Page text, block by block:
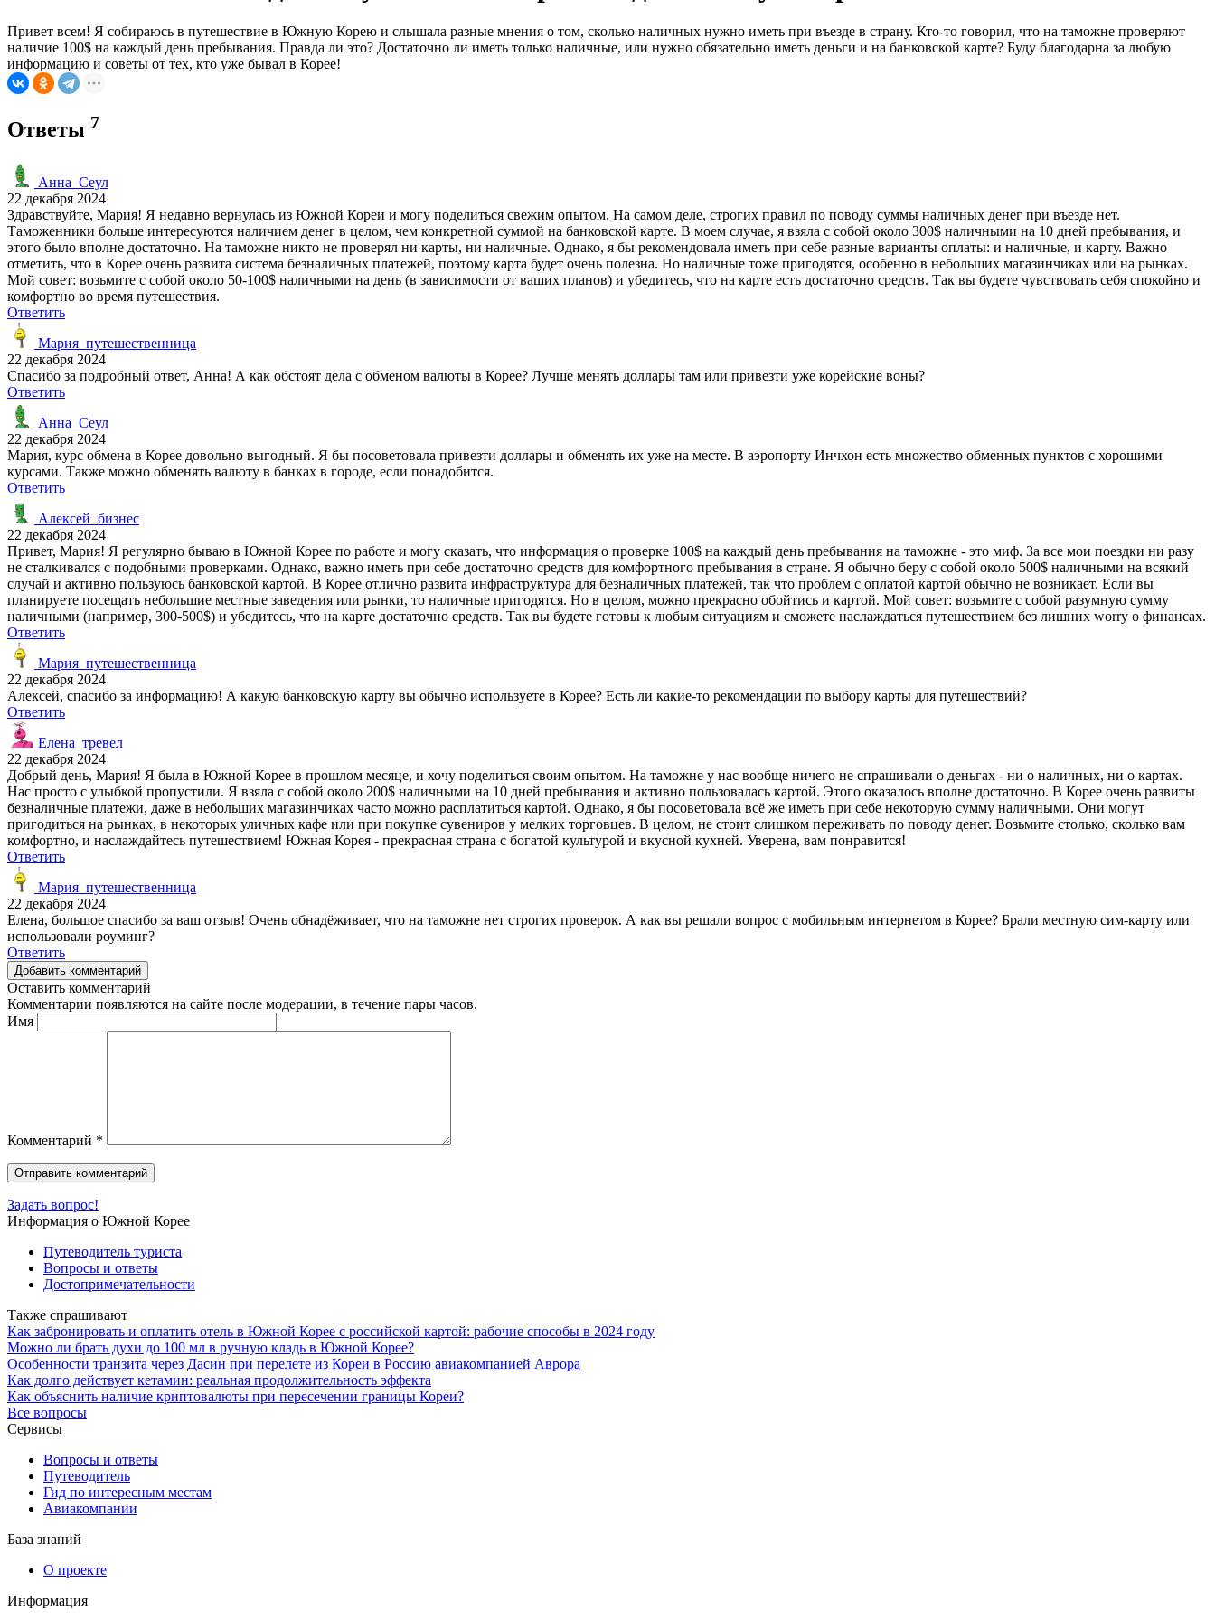
Привет всем! Я собираюсь в путешествие в Южную Корею и слышала разные мнения о том, сколько наличных нужно иметь при въезде в страну. Кто-то говорил, что на таможне проверяют
наличие 100$ на каждый день пребывания. Правда ли это? Достаточно ли иметь только наличные, или нужно обязательно иметь деньги и на банковской карте? Буду благодарна за любую
информацию и советы от тех, кто уже бывал в Корее!
Ответы 7
Анна_Сеул
22 декабря 2024
Здравствуйте, Мария! Я недавно вернулась из Южной Кореи и могу поделиться свежим опытом. На самом деле, строгих правил по поводу суммы наличных денег при въезде нет.
Таможенники больше интересуются наличием денег в целом, чем конкретной суммой на банковской карте. В моем случае, я взяла с собой около 300$ наличными на 10 дней пребывания, и
этого было вполне достаточно. На таможне никто не проверял ни карты, ни наличные. Однако, я бы рекомендовала иметь при себе разные варианты оплаты: и наличные, и карту. Важно
отметить, что в Корее очень развита система безналичных платежей, поэтому карта будет очень полезна. Но наличные тоже пригодятся, особенно в небольших магазинчиках или на рынках.
Мой совет: возьмите с собой около 50-100$ наличными на день (в зависимости от ваших планов) и убедитесь, что на карте есть достаточно средств. Так вы будете чувствовать себя спокойно и
комфортно во время путешествия.
Ответить
Мария_путешественница
22 декабря 2024
Спасибо за подробный ответ, Анна! А как обстоят дела с обменом валюты в Корее? Лучше менять доллары там или привезти уже корейские воны?
Ответить
Анна_Сеул
22 декабря 2024
Мария, курс обмена в Корее довольно выгодный. Я бы посоветовала привезти доллары и обменять их уже на месте. В аэропорту Инчхон есть множество обменных пунктов с хорошими
курсами. Также можно обменять валюту в банках в городе, если понадобится.
Ответить
Алексей_бизнес
22 декабря 2024
Привет, Мария! Я регулярно бываю в Южной Корее по работе и могу сказать, что информация о проверке 100$ на каждый день пребывания на таможне - это миф. За все мои поездки ни разу
не сталкивался с подобными проверками. Однако, важно иметь при себе достаточно средств для комфортного пребывания в стране. Я обычно беру с собой около 500$ наличными на всякий
случай и активно пользуюсь банковской картой. В Корее отлично развита инфраструктура для безналичных платежей, так что проблем с оплатой картой обычно не возникает. Если вы
планируете посещать небольшие местные заведения или рынки, то наличные пригодятся. Но в целом, можно прекрасно обойтись и картой. Мой совет: возьмите с собой разумную сумму
наличными (например, 300-500$) и убедитесь, что на карте достаточно средств. Так вы будете готовы к любым ситуациям и сможете наслаждаться путешествием без лишних worry о финансах.
Ответить
Мария_путешественница
22 декабря 2024
Алексей, спасибо за информацию! А какую банковскую карту вы обычно используете в Корее? Есть ли какие-то рекомендации по выбору карты для путешествий?
Ответить
Елена_тревел
22 декабря 2024
Добрый день, Мария! Я была в Южной Корее в прошлом месяце, и хочу поделиться своим опытом. На таможне у нас вообще ничего не спрашивали о деньгах - ни о наличных, ни о картах.
Нас просто с улыбкой пропустили. Я взяла с собой около 200$ наличными на 10 дней пребывания и активно пользовалась картой. Этого оказалось вполне достаточно. В Корее очень развиты
безналичные платежи, даже в небольших магазинчиках часто можно расплатиться картой. Однако, я бы посоветовала всё же иметь при себе некоторую сумму наличными. Они могут
пригодиться на рынках, в некоторых уличных кафе или при покупке сувениров у мелких торговцев. В целом, не стоит слишком переживать по поводу денег. Возьмите столько, сколько вам
комфортно, и наслаждайтесь путешествием! Южная Корея - прекрасная страна с богатой культурой и вкусной кухней. Уверена, вам понравится!
Ответить
Мария_путешественница
22 декабря 2024
Елена, большое спасибо за ваш отзыв! Очень обнадёживает, что на таможне нет строгих проверок. А как вы решали вопрос с мобильным интернетом в Корее? Брали местную сим-карту или
использовали роуминг?
Ответить
Добавить комментарий
Оставить комментарий
Комментарии появляются на сайте после модерации, в течение пары часов.
Имя
Комментарий *
Задать вопрос!
Информация о Южной Корее
Путеводитель туриста
Вопросы и ответы
Достопримечательности
Также спрашивают
Как забронировать и оплатить отель в Южной Корее с российской картой: рабочие способы в 2024 году
Можно ли брать духи до 100 мл в ручную кладь в Южной Корее?
Особенности транзита через Дасин при перелете из Кореи в Россию авиакомпанией Аврора
Как долго действует кетамин: реальная продолжительность эффекта
Как объяснить наличие криптовалюты при пересечении границы Кореи?
Все вопросы
Сервисы
Вопросы и ответы
Путеводитель
Гид по интересным местам
Авиакомпании
База знаний
О проекте
Информация